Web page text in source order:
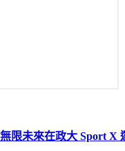
無限未來在政大 Sport X